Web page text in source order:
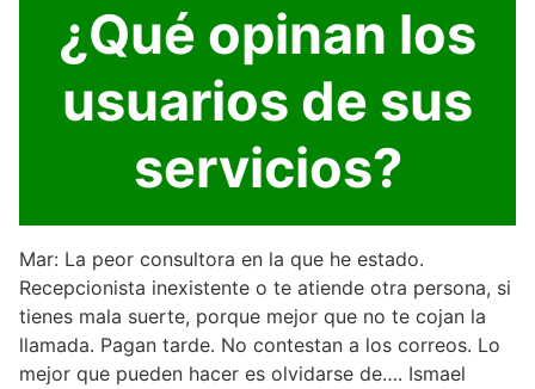
¿Qué opinan los
usuarios de sus
servicios?
Mar: La peor consultora en la que he estado.
Recepcionista inexistente o te atiende otra persona, si
tienes mala suerte, porque mejor que no te cojan la
llamada. Pagan tarde. No contestan a los correos. Lo
mejor que pueden hacer es olvidarse de…. Ismael